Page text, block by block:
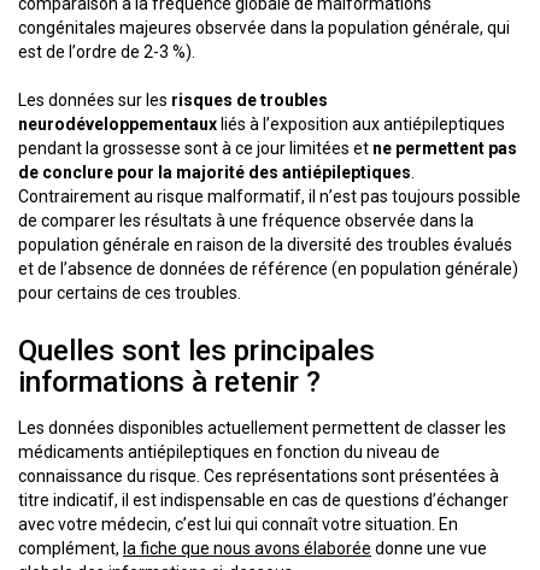
congénitales majeures observée dans la population générale, qui
est de l’ordre de 2-3 %).
Les données sur les risques de troubles
neurodéveloppementaux liés à l’exposition aux antiépileptiques
pendant la grossesse sont à ce jour limitées et ne permettent pas
de conclure pour la majorité des antiépileptiques
Contrairement au risque malformatif, il n’est pas toujours possible
de comparer les résultats à une fréquence observée dans la
population générale en raison de la diversité des troubles évalués
et de l’absence de données de référence (en population générale)
pour certains de ces troubles.
Quelles sont les principales
informations à retenir ?
Les données disponibles actuellement permettent de classer les
médicaments antiépileptiques en fonction du niveau de
connaissance du risque. Ces représentations sont présentées à
titre indicatif, il est indispensable en cas de questions d’échanger
avec votre médecin, c’est lui qui connaît votre situation. En
complément, la fiche que nous avons élaborée donne une vue